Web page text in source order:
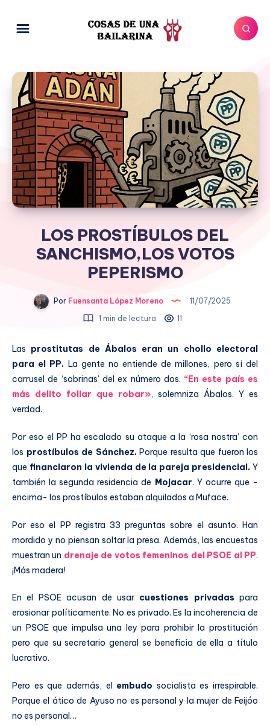
LOS PROSTÍBULOS DEL
SANCHISMO,LOS VOTOS
PEPERISMO
PorFuensanta López Moreno
11/07/2025
1 min de lectura
11
Las prostitutas de Ábalos eran un chollo electoral
para el PP. La gente no entiende de millones, pero sí del
carrusel de ‘sobrinas’ del ex número dos. “En este país es
más delito follar que robar», solemniza Ábalos. Y es
verdad.
Por eso el PP ha escalado su ataque a la ‘rosa nostra’ con
los prostíbulos de Sánchez. Porque resulta que fueron los
que financiaron la vivienda de la pareja presidencial. Y
también la segunda residencia de Mojacar. Y ocurre que -
encima- los prostíbulos estaban alquilados a Muface.
Por eso el PP registra 33 preguntas sobre el asunto. Han
mordido y no piensan soltar la presa. Además, las encuestas
muestran un drenaje de votos femeninos del PSOE al PP.
¡Más madera!
En el PSOE acusan de usar cuestiones privadas para
erosionar políticamente. No es privado. Es la incoherencia de
un PSOE que impulsa una ley para prohibir la prostitución
pero que su secretario general se beneficia de ella a título
lucrativo.
Pero es que además, el embudo socialista es irrespirable.
Porque el ático de Ayuso no es personal y la mujer de Feijóo
no es personal…